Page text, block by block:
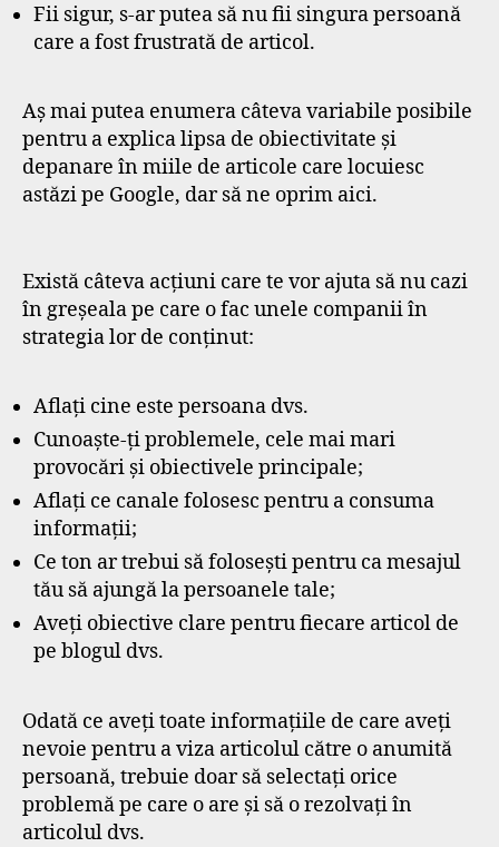
Fii sigur, s-ar putea să nu fii singura persoană
care a fost frustrată de articol.
Aș mai putea enumera câteva variabile posibile
pentru a explica lipsa de obiectivitate și
depanare în miile de articole care locuiesc
astăzi pe Google, dar să ne oprim aici.
Există câteva acțiuni care te vor ajuta să nu cazi
în greșeala pe care o fac unele companii în
strategia lor de conținut:
Aflați cine este persoana dvs.
Cunoaște-ți problemele, cele mai mari
provocări și obiectivele principale;
Aflați ce canale folosesc pentru a consuma
informații;
Ce ton ar trebui să folosești pentru ca mesajul
tău să ajungă la persoanele tale;
Aveți obiective clare pentru fiecare articol de
pe blogul dvs.
Odată ce aveți toate informațiile de care aveți
nevoie pentru a viza articolul către o anumită
persoană, trebuie doar să selectați orice
problemă pe care o are și să o rezolvați în
articolul dvs.